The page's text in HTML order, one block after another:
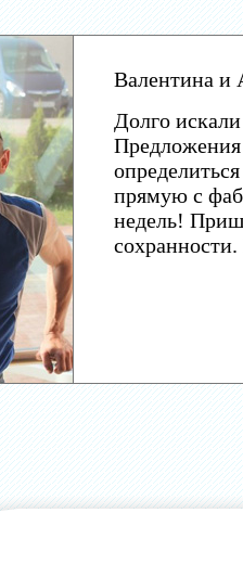
Валентина и
Долго
Предложения
прямую с
недель!